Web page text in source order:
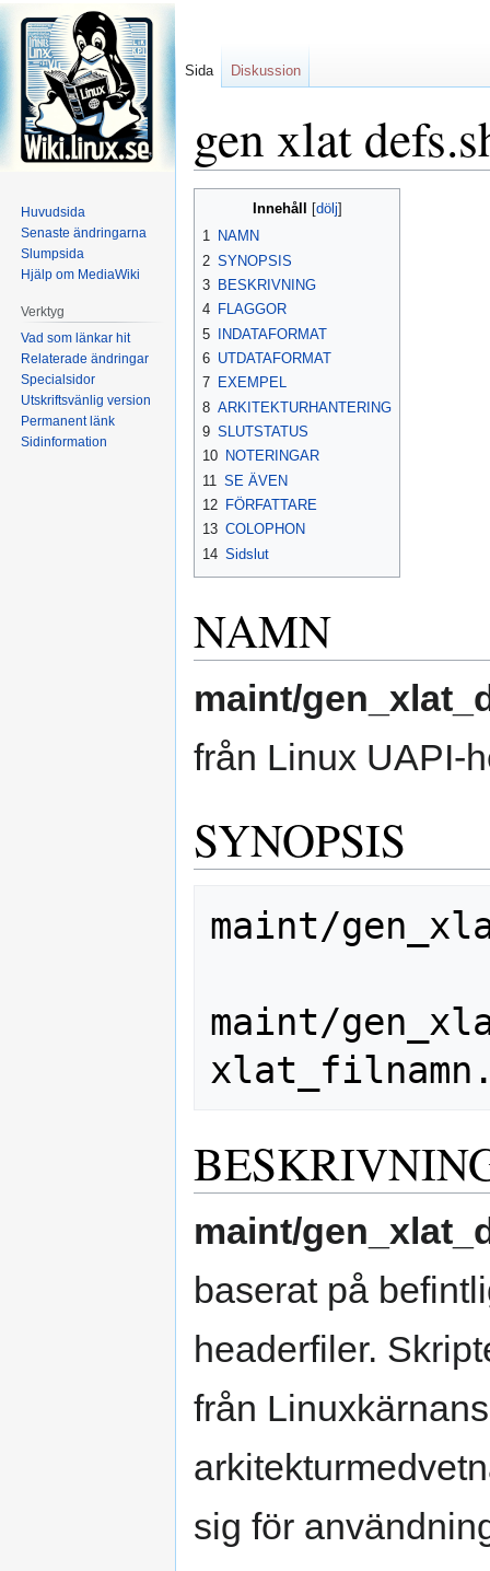
gen xlat
Innehåll
1 NAMN
2 SYNOPSIS
3 BESKRIVNING
4 FLAGGOR
5
INDATAFORMAT
6 UTDATAFORMAT
7 EXEMPEL
8 ARKITEKTURHANTERING
9 SLUTSTATUS
10 NOTERINGAR
11 SE ÄVEN
12 FÖRFATTARE
13 COLOPHON
14 Sidslut
NAMN
maint/
från Linux UAPI-
SYNOPSIS
maint/
maint/
maint/
baserat på
headerfiler.
från
sig för
Sida Diskussion
Huvudsida
Senaste ändringarna
Slumpsida
Hjälp om MediaWiki
Verktyg
Vad som länkar hit
Relaterade ändringar
Specialsidor
Utskriftsvänlig version
Permanent länk
Sidinformation